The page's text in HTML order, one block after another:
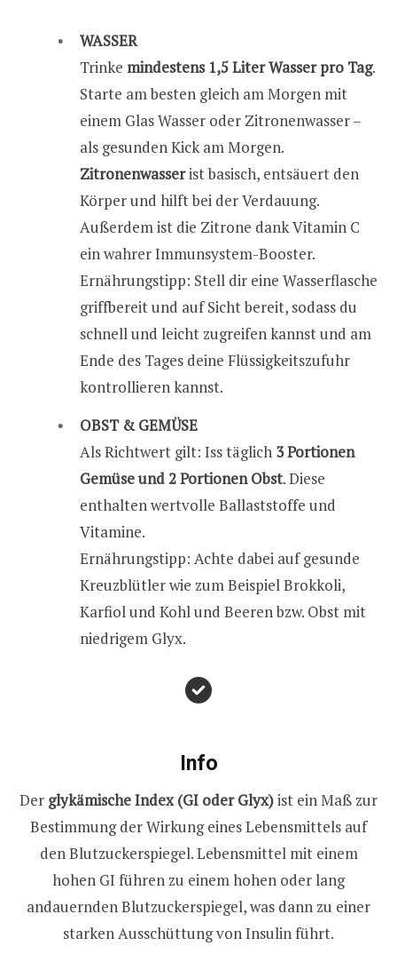
WASSER
Trinke mindestens 1,5 Liter Wasser pro Tag.
Starte am besten gleich am Morgen mit
einem Glas Wasser oder Zitronenwasser –
als gesunden Kick am Morgen.
Zitronenwasserist basisch, entsäuert den
Körper und hilft bei der Verdauung.
Außerdem ist die Zitrone dank Vitamin C
ein wahrer Immunsystem-Booster.
Ernährungstipp: Stell dir eine Wasserflasche
griffbereit und auf Sicht bereit, sodass du
schnell und leicht zugreifen kannst und am
Ende des Tages deine Flüssigkeitszufuhr
kontrollieren kannst.
OBST & GEMÜSE
Als Richtwert gilt: Iss täglich 3 Portionen
Gemüse und 2 Portionen Obst. Diese
enthalten wertvolle Ballaststoffe und
Vitamine.
Ernährungstipp: Achte dabei auf gesunde
Kreuzblütler wie zum Beispiel Brokkoli,
Karfiol und Kohl und Beeren bzw. Obst mit
niedrigem Glyx.
Info
Der glykämische Index (GI oder Glyx)ist ein Maß zur
Bestimmung der Wirkung eines Lebensmittels auf
den Blutzuckerspiegel. Lebensmittel mit einem
hohen GI führen zu einem hohen oder lang
andauernden Blutzuckerspiegel, was dann zu einer
starken Ausschüttung von Insulin führt.